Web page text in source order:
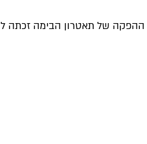
טפרסון ואיילת זורר. ההפקה של תאטרון